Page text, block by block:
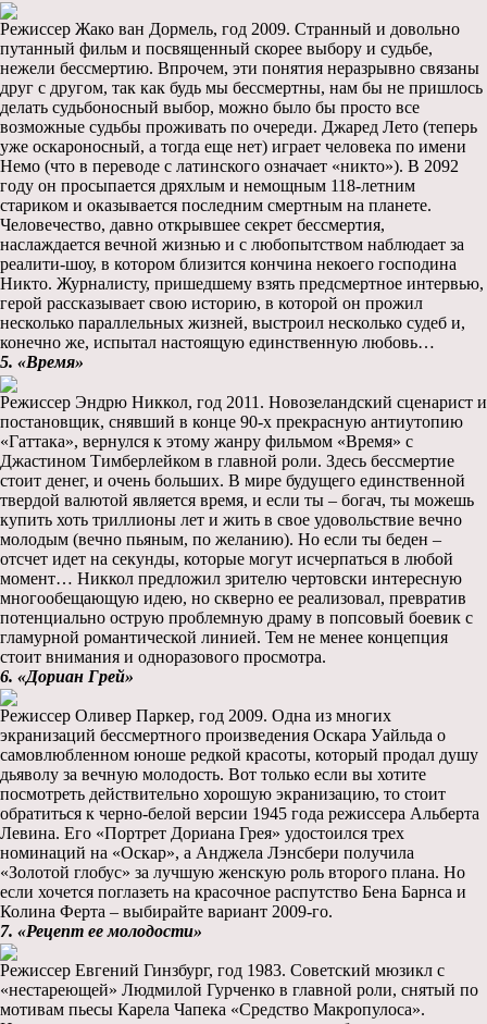
Режиссер Жако ван Дормель, год 2009. Странный и довольно
путанный фильм и посвященный скорее выбору и судьбе,
нежели бессмертию. Впрочем, эти понятия неразрывно связаны
друг с другом, так как будь мы бессмертны, нам бы не пришлось
делать судьбоносный выбор, можно было бы просто все
возможные судьбы проживать по очереди. Джаред Лето (теперь
уже оскароносный, а тогда еще нет) играет человека по имени
Немо (что в переводе с латинского означает «никто»). В 2092
году он просыпается дряхлым и немощным 118-летним
стариком и оказывается последним смертным на планете.
Человечество, давно открывшее секрет бессмертия,
наслаждается вечной жизнью и с любопытством наблюдает за
реалити-шоу, в котором близится кончина некоего господина
Никто. Журналисту, пришедшему взять предсмертное интервью,
герой рассказывает свою историю, в которой он прожил
несколько параллельных жизней, выстроил несколько судеб и,
конечно же, испытал настоящую единственную любовь…
5. «Время»
Режиссер Эндрю Никкол, год 2011. Новозеландский сценарист и
постановщик, снявший в конце 90-х прекрасную антиутопию
«Гаттака», вернулся к этому жанру фильмом «Время» с
Джастином Тимберлейком в главной роли. Здесь бессмертие
стоит денег, и очень больших. В мире будущего единственной
твердой валютой является время, и если ты – богач, ты можешь
купить хоть триллионы лет и жить в свое удовольствие вечно
молодым (вечно пьяным, по желанию). Но если ты беден –
отсчет идет на секунды, которые могут исчерпаться в любой
момент… Никкол предложил зрителю чертовски интересную
многообещающую идею, но скверно ее реализовал, превратив
потенциально острую проблемную драму в попсовый боевик с
гламурной романтической линией. Тем не менее концепция
стоит внимания и одноразового просмотра.
6. «Дориан Грей»
Режиссер Оливер Паркер, год 2009. Одна из многих
экранизаций бессмертного произведения Оскара Уайльда о
самовлюбленном юноше редкой красоты, который продал душу
дьяволу за вечную молодость. Вот только если вы хотите
посмотреть действительно хорошую экранизацию, то стоит
обратиться к черно-белой версии 1945 года режиссера Альберта
Левина. Его «Портрет Дориана Грея» удостоился трех
номинаций на «Оскар», а Анджела Лэнсбери получила
«Золотой глобус» за лучшую женскую роль второго плана. Но
если хочется поглазеть на красочное распутство Бена Барнса и
Колина Ферта – выбирайте вариант 2009-го.
7. «Рецепт ее молодости»
Режиссер Евгений Гинзбург, год 1983. Советский мюзикл с
«нестареющей» Людмилой Гурченко в главной роли, снятый по
мотивам пьесы Карела Чапека «Средство Макропулоса».